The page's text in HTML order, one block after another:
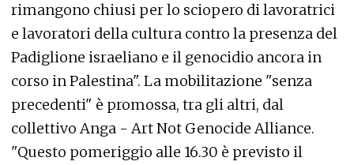
rimangono chiusi per lo sciopero di lavoratrici
e lavoratori della cultura contro la presenza del
Padiglione israeliano e il genocidio ancora in
corso in Palestina". La mobilitazione "senza
precedenti" è promossa, tra gli altri, dal
collettivo Anga - Art Not Genocide Alliance.
"Questo pomeriggio alle 16.30 è previsto il